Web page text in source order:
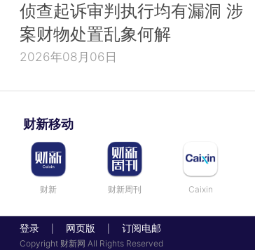
侦查起诉审判执行均有漏洞 涉
案财物处置乱象何解
2026年08月06日
财新移动
财新 财新周刊 Caixin
登录 网页版 订阅电邮
Copyright 财新网 All Rights Reserved